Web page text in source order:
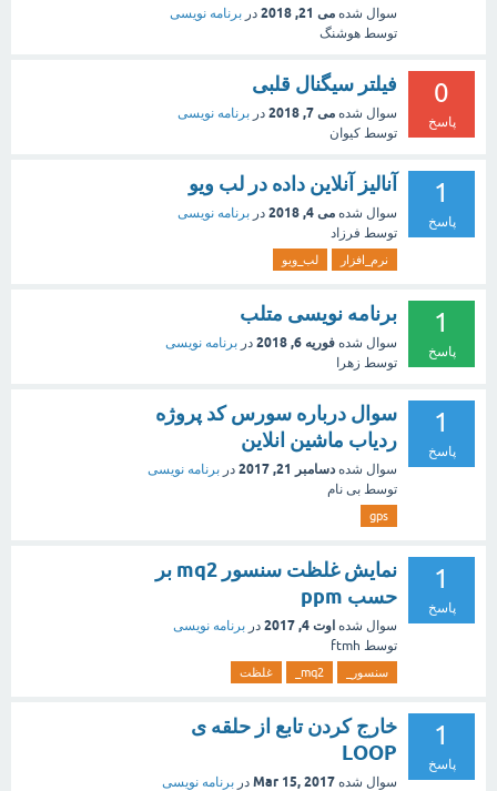
سوال شده می 21, 2018 در برنامه نویسی
توسط هوشنگ
0
پاسخ
فیلتر سیگنال قلبی
سوال شده می 7, 2018 در برنامه نویسی
توسط کیوان
1
پاسخ
آنالیز آنلاین داده در لب ویو
سوال شده می 4, 2018 در برنامه نویسی
توسط فرزاد
نرم_افزار لب_ویو
1
پاسخ
برنامه نویسی متلب
سوال شده فوریه 6, 2018 در برنامه نویسی
توسط زهرا
1
پاسخ
سوال درباره سورس کد پروژه
ردیاب ماشین انلاین
سوال شده دسامبر 21, 2017 در برنامه نویسی
توسط بی نام
gps
1
پاسخ
نمایش غلظت سنسور mq2 بر
حسب ppm
سوال شده اوت 4, 2017 در برنامه نویسی
توسط ftmh
سنسور_ mq2_ غلظت
1
پاسخ
خارج کردن تابع از حلقه ی
LOOP
سوال شده Mar 15, 2017 در برنامه نویسی